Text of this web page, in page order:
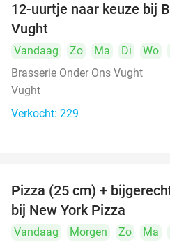
12-uurtje naar keuze bij
Vught
Vandaag Zo Ma Di Wo
Brasserie Onder Ons Vught
Vught
Verkocht: 229
Pizza (25 cm) +
bij New York Pizza
Vandaag Morgen Zo Ma